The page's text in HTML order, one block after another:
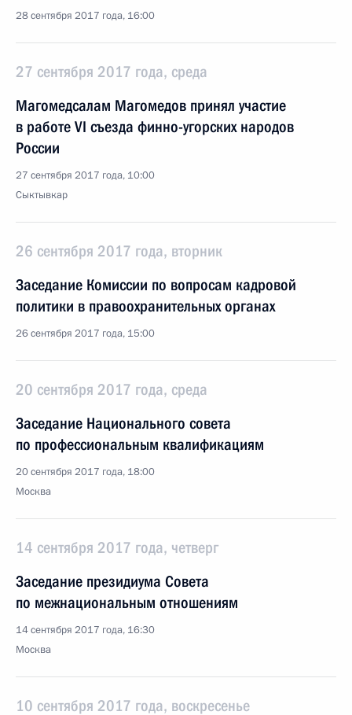
28 сентября 2017 года, 16:00
27 сентября 2017 года, среда
Магомедсалам Магомедов принял участие
в работе VI съезда финно-угорских народов
России
27 сентября 2017 года, 10:00
Сыктывкар
26 сентября 2017 года, вторник
Заседание Комиссии по вопросам кадровой
политики в правоохранительных органах
26 сентября 2017 года, 15:00
20 сентября 2017 года, среда
Заседание Национального совета
по профессиональным квалификациям
20 сентября 2017 года, 18:00
Москва
14 сентября 2017 года, четверг
Заседание президиума Совета
по межнациональным отношениям
14 сентября 2017 года, 16:30
Москва
10 сентября 2017 года, воскресенье